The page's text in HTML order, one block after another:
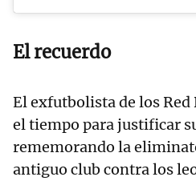
El recuerdo
El exfutbolista de los
el tiempo para justificar
rememorando la
antiguo club contra los